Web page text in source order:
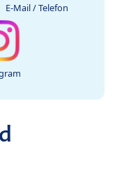
E-Mail / Telefon